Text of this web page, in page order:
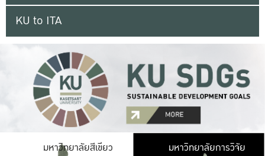
KU to ITA
มหาวิทยาลัยสีเขียว มหาวิ
มหาวิทยาลัยการวิจัย